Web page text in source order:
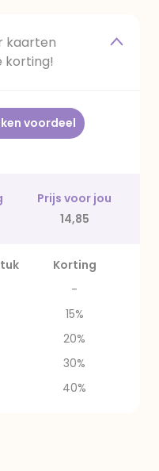
kaarten
korting!
voordeel
Prijs voor jou
14,85
Korting
-
15%
20%
30%
40%